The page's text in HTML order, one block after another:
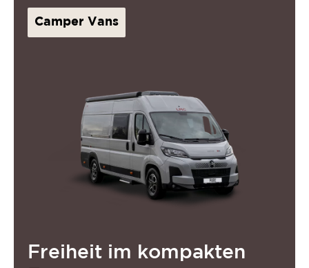
Camper Vans
Freiheit im kompakten